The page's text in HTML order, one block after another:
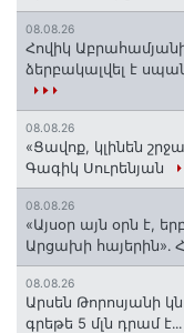
08.08.26
Հովիկ
ձերբակալվել է
08.08.26
«Ցավոք, կլինեն
Գագիկ Սուրենյան
08.08.26
«Այսօր այն օրն է,
Արցախի հայերին»․
08.08.26
Արսեն Թորոսյանի
գրեթե 5 մլն դրամ է․․․